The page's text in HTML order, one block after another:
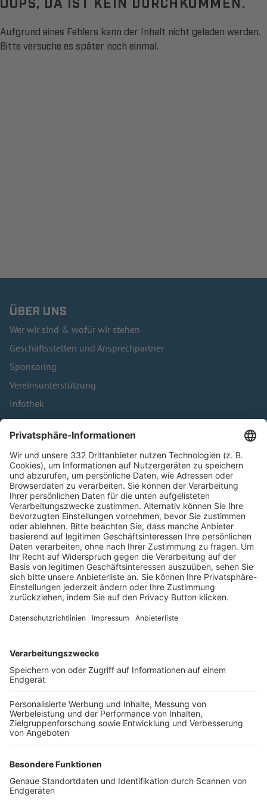
Aufgrund eines Fehlers kann der Inhalt nicht geladen werden.
Bitte versuche es später noch einmal.
ÜBER UNS
Wer wir sind & wofür wir stehen
Geschäftsstellen und Ansprechpartner
Sponsoring
Vereinsunterstützung
Infothek
Kontakt
HÄUFIG BESUCHTE SEITEN
Pässe und Vereinswechsel
Trainerausbildung
Schulungsangebot Vereinsmitarbeiter
BFV-Geschäftsstellen
Trainerbörse
Login SpielPlus
FOLGE DEM BFV
TOP-VEREINE
TOP-PARTNER